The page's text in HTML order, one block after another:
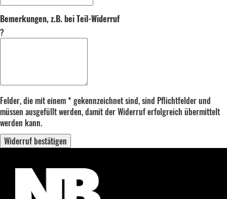
Bemerkungen, z.B. bei Teil-Widerruf
?
Felder, die mit einem * gekennzeichnet sind, sind Pflichtfelder und
müssen ausgefüllt werden, damit der Widerruf erfolgreich übermittelt
werden kann.
Widerruf bestätigen